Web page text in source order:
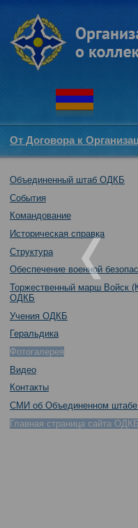
От Договора к
Объединенный штаб ОДКБ
События
Командование
Историческая справка
Структура
Обеспечение военной
Торжественный марш Войск
ОДКБ
Учения ОДКБ
Геральдика
Фотогалерея
Видео
Контакты
СМИ об Объединенном
Главная страница сайта ОДКБ